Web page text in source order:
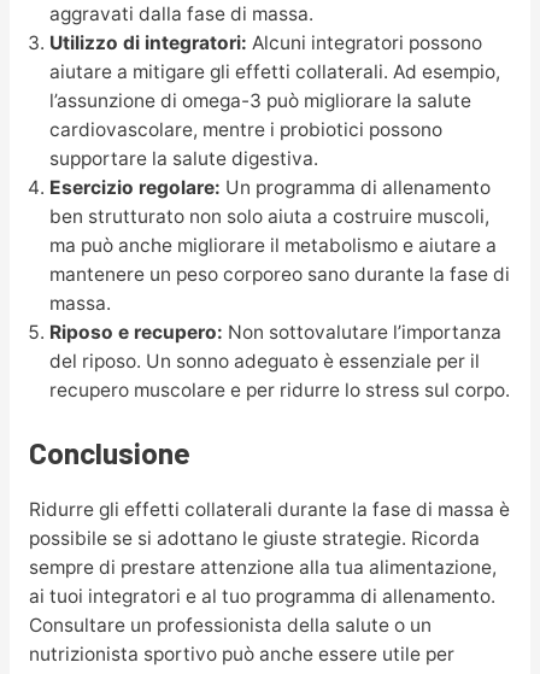
aggravati dalla fase di massa.
Utilizzo di integratori: Alcuni integratori possono
aiutare a mitigare gli effetti collaterali. Ad esempio,
l’assunzione di omega-3 può migliorare la salute
cardiovascolare, mentre i probiotici possono
supportare la salute digestiva.
Esercizio regolare: Un programma di allenamento
ben strutturato non solo aiuta a costruire muscoli,
ma può anche migliorare il metabolismo e aiutare a
mantenere un peso corporeo sano durante la fase di
massa.
Riposo e recupero: Non sottovalutare l’importanza
del riposo. Un sonno adeguato è essenziale per il
recupero muscolare e per ridurre lo stress sul corpo.
Conclusione
Ridurre gli effetti collaterali durante la fase di massa è
possibile se si adottano le giuste strategie. Ricorda
sempre di prestare attenzione alla tua alimentazione,
ai tuoi integratori e al tuo programma di allenamento.
Consultare un professionista della salute o un
nutrizionista sportivo può anche essere utile per